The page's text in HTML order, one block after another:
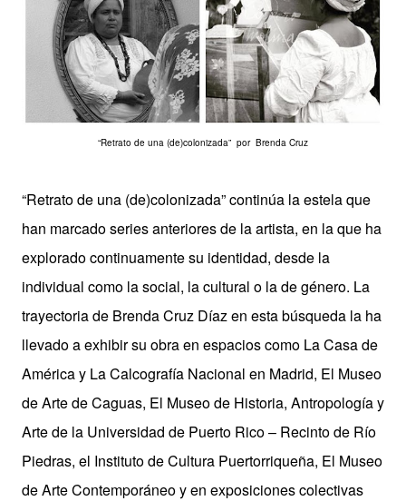
“Retrato de una (de)colonizada” por Brenda Cruz
“Retrato de una (de)colonizada” continúa la estela que
han marcado series anteriores de la artista, en la que ha
explorado continuamente su identidad, desde la
individual como la social, la cultural o la de género. La
trayectoria de Brenda Cruz Díaz en esta búsqueda la ha
llevado a exhibir su obra en espacios como La Casa de
América y La Calcografía Nacional en Madrid, El Museo
de Arte de Caguas, El Museo de Historia, Antropología y
Arte de la Universidad de Puerto Rico – Recinto de Río
Piedras, el Instituto de Cultura Puertorriqueña, El Museo
de Arte Contemporáneo y en exposiciones colectivas